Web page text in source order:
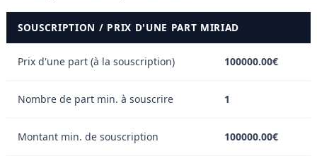
SOUSCRIPTION / PRIX D'UNE PART MIRIAD
Prix d'une part (à la souscription) 100000.00€
Nombre de part min. à souscrire 1
Montant min. de souscription 100000.00€